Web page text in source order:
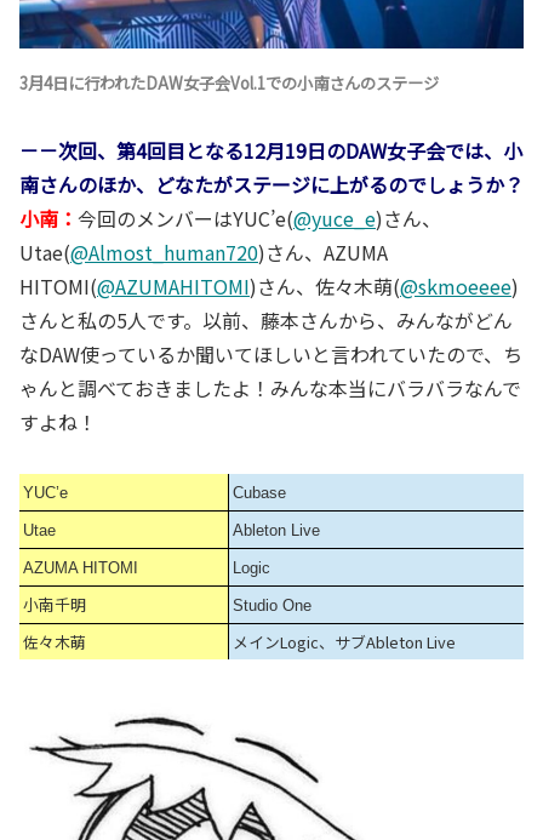
3月4日に行われたDAW女子会Vol.1での小南さんのステージ
－－次回、第4回目となる12月19日のDAW女子会では、小
南さんのほか、どなたがステージに上がるのでしょうか？
小南： 今回のメンバーはYUC’e(@yuce_e)さん、
Utae(@Almost_human720)さん、AZUMA
HITOMI(@AZUMAHITOMI)さん、佐々木萌(@skmoeeee)
さんと私の5人です。以前、藤本さんから、みんながどん
なDAW使っているか聞いてほしいと言われていたので、ち
ゃんと調べておきましたよ！みんな本当にバラバラなんで
すよね！
YUC’e Cubase
Utae Ableton Live
AZUMA HITOMI Logic
小南千明 Studio One
佐々木萌 メインLogic、サブAbleton Live